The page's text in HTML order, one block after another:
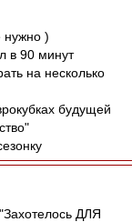
нужно )
в 90 минут
на несколько
будущей
ДЛЯ